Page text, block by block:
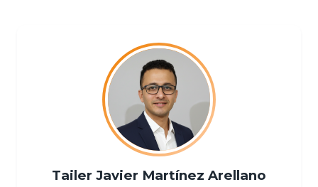
Tailer Javier Martínez Arellano